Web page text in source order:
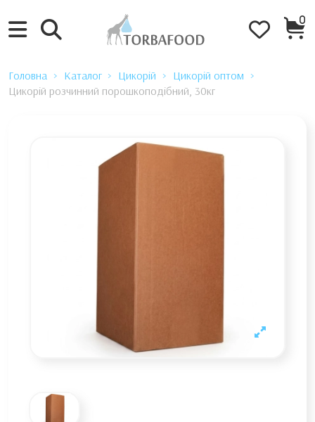
0
Головна Каталог Цикорій
Цикорій оптом
Цикорій розчинний порошкоподібний, 30кг